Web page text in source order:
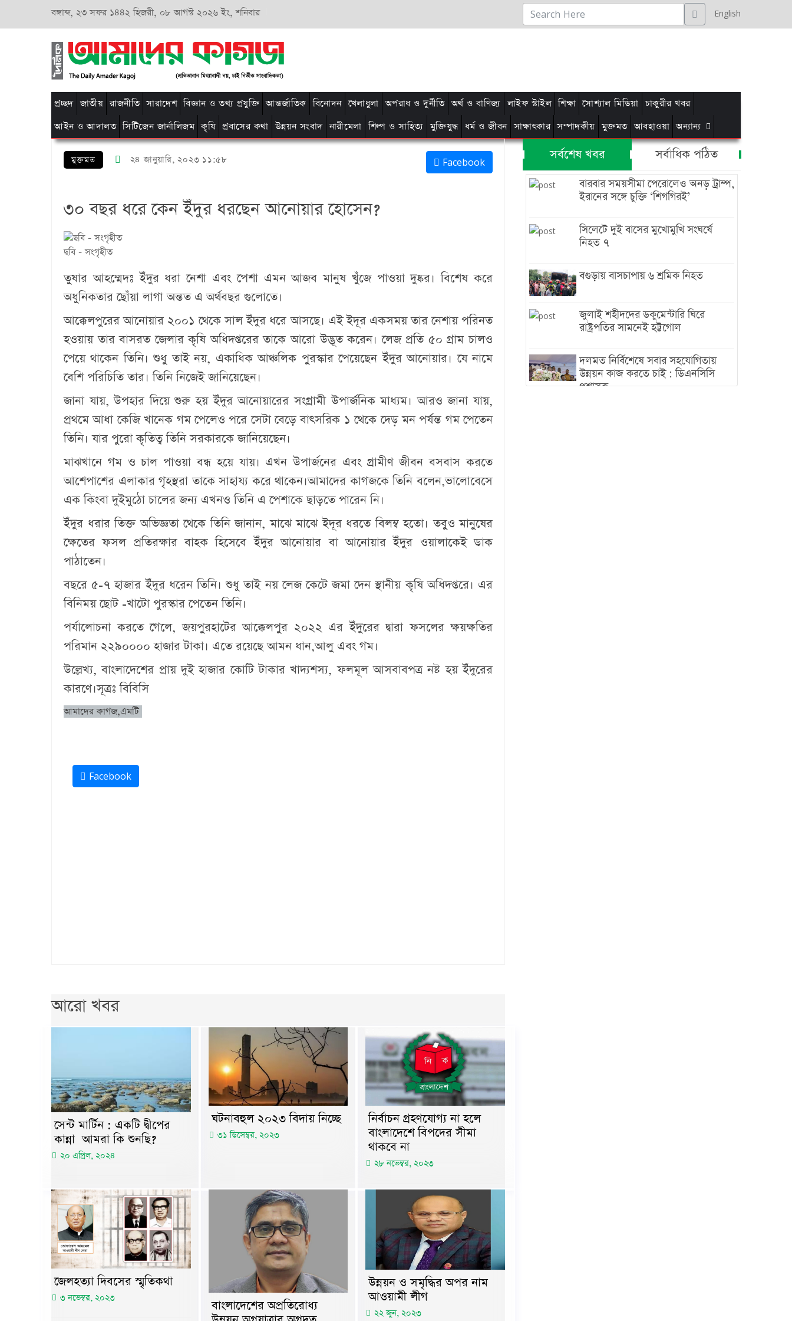
বঙ্গাব্দ, ২৩ সফর ১৪৪২ হিজরী, ০৮ আগস্ট ২০২৬ ইং, শনিবার English
প্রচ্ছদ জাতীয় রাজনীতি সারাদেশ বিজ্ঞান ও তথ্য প্রযুক্তি আন্তর্জাতিক বিনোদন খেলাধুলা অপরাধ ও দুর্নীতি অর্থ ও বাণিজ্য লাইফ স্টাইল শিক্ষা সোশ্যাল মিডিয়া চাকুরীর খবর
আইন ও আদালত সিটিজেন জার্নালিজম কৃষি প্রবাসের কথা উন্নয়ন সংবাদ নারীমেলা শিল্প ও সাহিত্য মুক্তিযুদ্ধ ধর্ম ও জীবন সাক্ষাৎকার সম্পাদকীয় মুক্তমত আবহাওয়া অন্যান্য
মুক্তমত ২৪ জানুয়ারি, ২০২৩ ১১:৫৮ Facebook
৩০ বছর ধরে কেন ইঁদুর ধরছেন আনোয়ার হোসেন?
ছবি - সংগৃহীত
তুষার আহম্মেদঃইঁদুর ধরা নেশা এবং পেশা এমন আজব মানুষ খুঁজে পাওয়া দুষ্কর। বিশেষ করে
অধুনিকতার ছোঁয়া লাগা অন্তত এ অর্থবছর গুলোতে।
আক্কেলপুরের আনোয়ার ২০০১ থেকে সাল ইঁদুর ধরে আসছে। এই ইদূর একসময় তার নেশায় পরিনত
হওয়ায় তার বাসরত জেলার কৃষি অধিদপ্তরের তাকে আরো উদ্ভূত করেন। লেজ প্রতি ৫০ গ্রাম চালও
পেয়ে থাকেন তিনি। শুধু তাই নয়, একাধিক আঞ্চলিক পুরস্কার পেয়েছেন ইঁদুর আনোয়ার। যে নামে
বেশি পরিচিতি তার। তিনি নিজেই জানিয়েছেন।
জানা যায়, উপহার দিয়ে শুরু হয় ইঁদুর আনোয়ারের সংগ্রামী উপার্জনিক মাধ্যম। আরও জানা যায়,
প্রথমে আধা কেজি খানেক গম পেলেও পরে সেটা বেড়ে বাৎসরিক ১ থেকে দেড় মন পর্যন্ত গম পেতেন
তিনি। যার পুরো কৃতিত্ব তিনি সরকারকে জানিয়েছেন।
মাঝখানে গম ও চাল পাওয়া বন্ধ হয়ে যায়। এখন উপার্জনের এবং গ্রামীণ জীবন বসবাস করতে
আশেপাশের এলাকার গৃহস্থরা তাকে সাহায্য করে থাকেন।আমাদের কাগজকে তিনি বলেন,ভালোবেসে
এক কিংবা দুইমুঠো চালের জন্য এখনও তিনি এ পেশাকে ছাড়তে পারেন নি।
ইঁদুর ধরার তিক্ত অভিজ্ঞতা থেকে তিনি জানান, মাঝে মাঝে ইদূর ধরতে বিলম্ব হতো। তবুও মানুষের
ক্ষেতের ফসল প্রতিরক্ষার বাহক হিসেবে ইঁদুর আনোয়ার বা আনোয়ার ইঁদুর ওয়ালাকেই ডাক
পাঠাতেন।
বছরে ৫-৭ হাজার ইঁদুর ধরেন তিনি। শুধু তাই নয় লেজ কেটে জমা দেন স্থানীয় কৃষি অধিদপ্তরে। এর
বিনিময় ছোট -খাটো পুরস্কার পেতেন তিনি।
পর্যালোচনা করতে গেলে, জয়পুরহাটের আক্কেলপুর ২০২২ এর ইঁদুরের দ্বারা ফসলের ক্ষয়ক্ষতির
পরিমান ২২৯০০০০ হাজার টাকা। এতে রয়েছে আমন ধান,আলু এবং গম।
উল্লেখ্য, বাংলাদেশের প্রায় দুই হাজার কোটি টাকার খাদ্যশস্য, ফলমূল আসবাবপত্র নষ্ট হয় ইঁদুরের
কারণে।সূত্রঃ বিবিসি
আমাদের কাগজ,এমটি
Facebook
আরো খবর
সেন্ট মার্টিন : একটি দ্বীপের
কান্না আমরা কি শুনছি?
২০ এপ্রিল, ২০২৪
ঘটনাবহুল ২০২৩ বিদায় নিচ্ছে
৩১ ডিসেম্বর, ২০২৩
নির্বাচন গ্রহণযোগ্য না হলে
বাংলাদেশে বিপদের সীমা
থাকবে না
২৮ নভেম্বর, ২০২৩
জেলহত্যা দিবসের স্মৃতিকথা
৩ নভেম্বর, ২০২৩
বাংলাদেশের অপ্রতিরোধ্য
উন্নয়ন ও সমৃদ্ধির অপর নাম
আওয়ামী লীগ
২২ জুন, ২০২৩
সর্বশেষ খবর সর্বাধিক পঠিত
বারবার সময়সীমা পেরোলেও অনড় ট্রাম্প,
ইরানের সঙ্গে চুক্তি ‘শিগগিরই’
সিলেটে দুই বাসের মুখোমুখি সংঘর্ষে
নিহত ৭
বগুড়ায় বাসচাপায় ৬ শ্রমিক নিহত
জুলাই শহীদদের ডকুমেন্টারি ঘিরে
রাষ্ট্রপতির সামনেই হট্টগোল
দলমত নির্বিশেষে সবার সহযোগিতায়
উন্নয়ন কাজ করতে চাই : ডিএনসিসি
প্রশাসক